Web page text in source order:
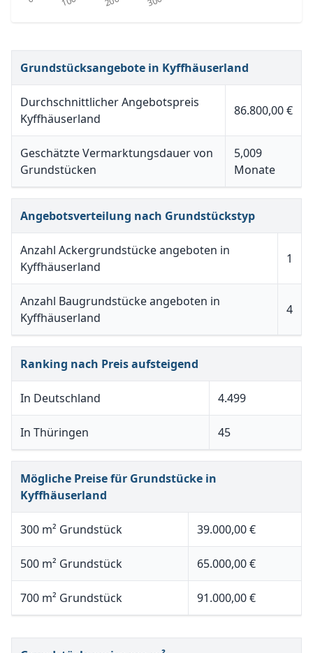
Grundstücksangebote in Kyffhäuserland
Durchschnittlicher Angebotspreis
Kyffhäuserland
86.800,00 €
Geschätzte Vermarktungsdauer von
Grundstücken
5,009
Monate
Angebotsverteilung nach Grundstückstyp
Anzahl Ackergrundstücke angeboten in
Kyffhäuserland
1
Anzahl Baugrundstücke angeboten in
Kyffhäuserland
4
Ranking nach Preis aufsteigend
In Deutschland 4.499
In Thüringen 45
Mögliche Preise für Grundstücke in
Kyffhäuserland
300 m² Grundstück 39.000,00 €
500 m² Grundstück 65.000,00 €
700 m² Grundstück 91.000,00 €